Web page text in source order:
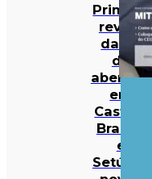
Primark
revela
datas
de
abertura
em
Castelo
Branco
e
Setúbal: